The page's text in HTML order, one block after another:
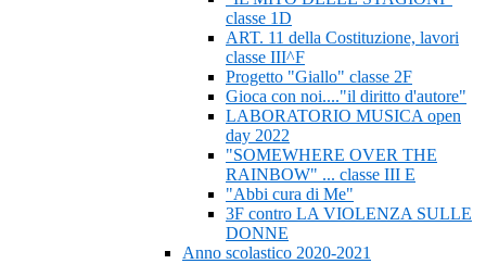
classe 1D
ART. 11 della Costituzione, lavori
classe III^F
Progetto "Giallo" classe 2F
Gioca con noi...."il diritto d'autore"
LABORATORIO MUSICA open
day 2022
"SOMEWHERE OVER THE
RAINBOW" ... classe III E
"Abbi cura di Me"
3F contro LA VIOLENZA SULLE
DONNE
Anno scolastico 2020-2021